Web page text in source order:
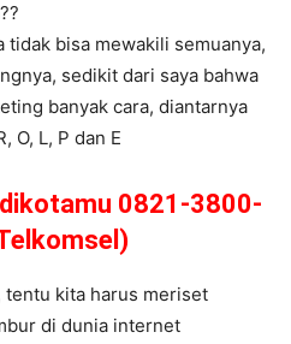
tidak bisa mewakili semuanya,
sedikit dari saya bahwa
banyak cara, diantarnya
O, L, P dan E
dikotamu 0821-3800-
tentu kita harus meriset
di dunia internet